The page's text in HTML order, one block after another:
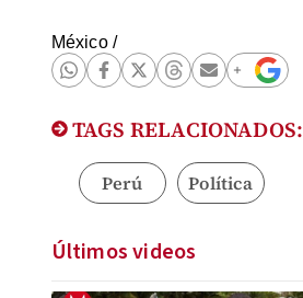
México/
TAGS RELACIONADOS:
Perú Política
Últimos videos